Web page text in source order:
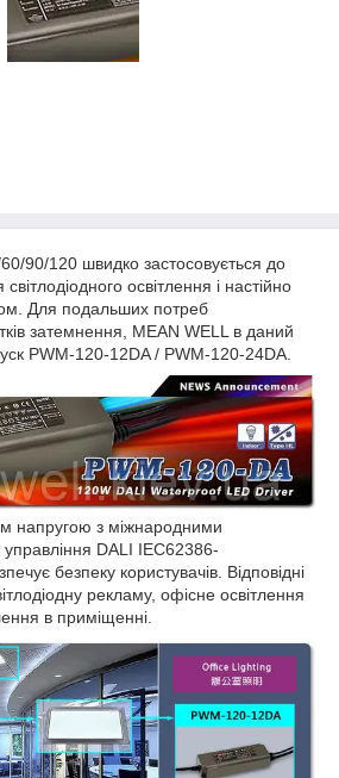
90/120 швидко застосовується до
світлодіодного освітлення і настійно
Для подальших потреб
затемнення, MEAN WELL в даний
PWM-120-12DA / PWM-120-24DA.
напругою з міжнародними
DALI IEC62386-
безпеку користувачів. Відповідні
рекламу, офісне освітлення
в приміщенні.